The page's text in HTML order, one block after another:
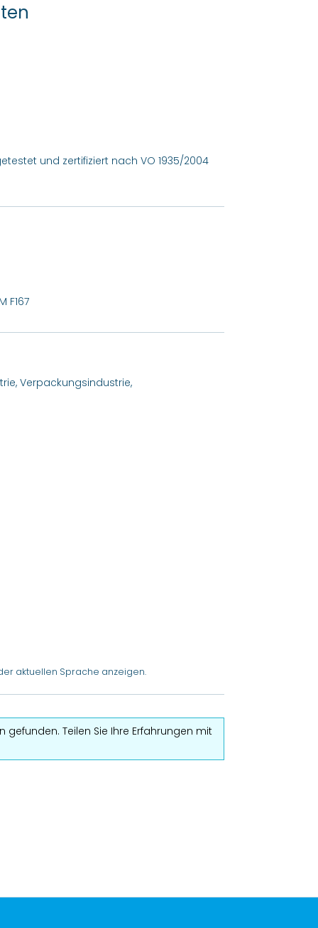
und zertifiziert nach VO 1935/2004
F167
Verpackungsindustrie,
aktuellen Sprache anzeigen.
gefunden. Teilen Sie Ihre Erfahrungen mit